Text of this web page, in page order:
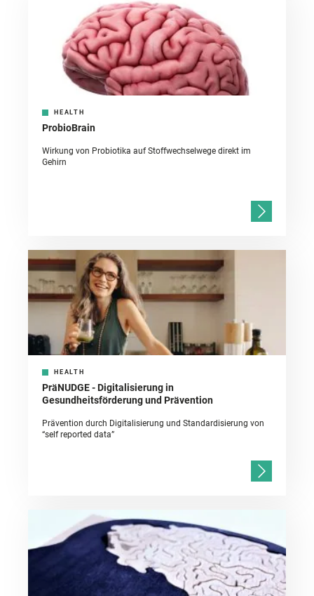
HEALTH
ProbioBrain
Wirkung von Probiotika auf Stoffwechselwege direkt im
Gehirn
HEALTH
PräNUDGE - Digitalisierung in
Gesundheitsförderung und Prävention
Prävention durch Digitalisierung und Standardisierung von
“self reported data”